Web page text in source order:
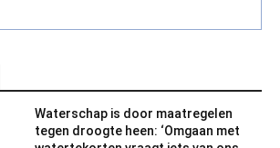
Waterschap is door maatregelen
tegen droogte heen: ‘Omgaan met